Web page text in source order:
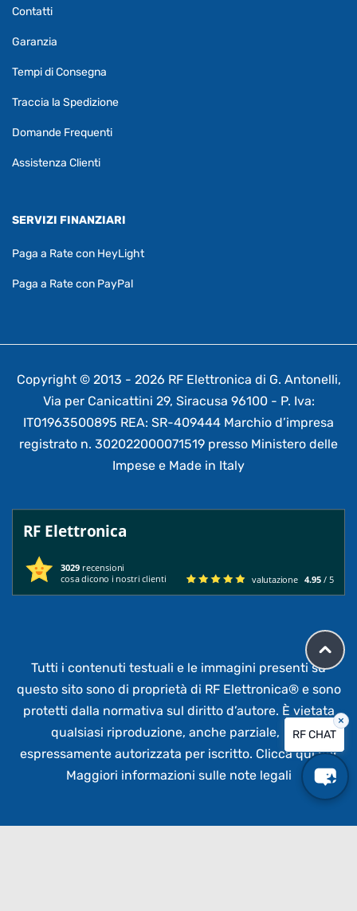
Contatti
Garanzia
Tempi di Consegna
Traccia la Spedizione
Domande Frequenti
Assistenza Clienti
SERVIZI FINANZIARI
Paga a Rate con HeyLight
Paga a Rate con PayPal
Copyright © 2013 - 2026 RF Elettronica di G. Antonelli,
Via per Canicattini 29, Siracusa 96100 - P. Iva:
IT01963500895 REA: SR-409444 Marchio d’impresa
registrato n. 302022000071519 presso Ministero delle
Impese e Made in Italy
RF Elettronica
3029 recensioni
cosa dicono i nostri clienti
valutazione 4.95 / 5
Tutti i contenuti testuali e le immagini presenti su
questo sito sono di proprietà di RF Elettronica® e sono
protetti dalla normativa sul diritto d’autore. È vietata
qualsiasi riproduzione, anche parziale,
non
espressamente autorizzata per iscritto. Clicca qui per
Maggiori informazioni sulle note legali
RF CHAT
×